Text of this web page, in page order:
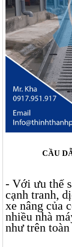
CẦU
- Với ưu thế
cạnh tranh,
xe nâng của
nhiều nhà
như trên